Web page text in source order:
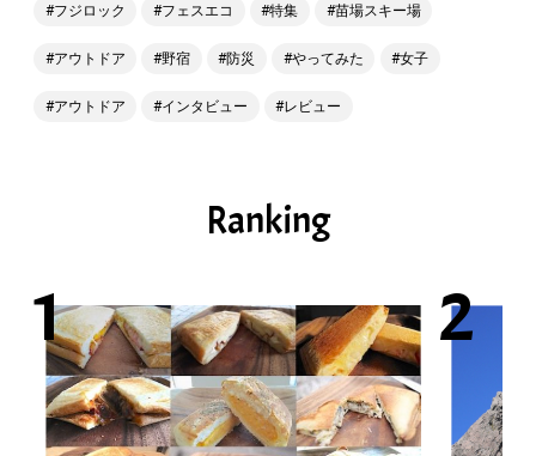
フジロック フェスエコ 特集 苗場スキー場
アウトドア 野宿 防災 やってみた 女子
アウトドア インタビュー レビュー
Ranking